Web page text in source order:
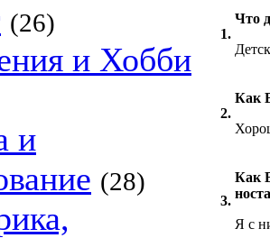
(26)
и Хобби
и
(28)
1.
Что
2.
Как
3.
Как
Я с